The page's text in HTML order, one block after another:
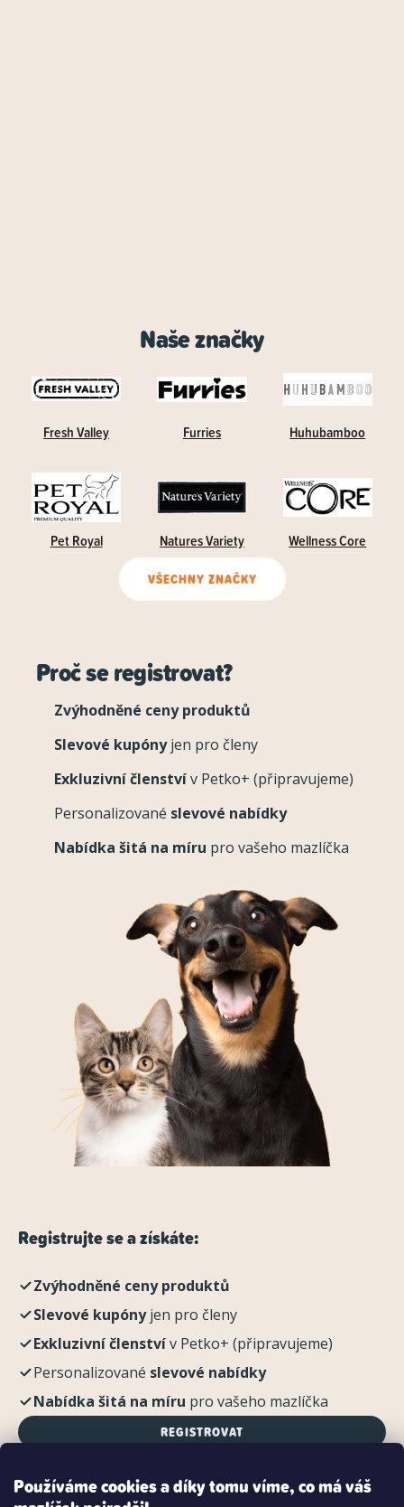
Používáme cookies a díky tomu víme, co má váš
Naše značky
Fresh Valley Furries Huhubamboo
Pet Royal Natures Variety Wellness Core
VŠECHNY ZNAČKY
Proč se registrovat?
Zvýhodněné ceny produktů
Slevové kupónyjen pro členy
Exkluzivní členstvív Petko+ (připravujeme)
Personalizované slevové nabídky
Nabídka šitá na míru pro vašeho mazlíčka
Registrujte se a získáte:
Zvýhodněné ceny produktů
Slevové kupónyjen pro členy
Exkluzivní členstvív Petko+ (připravujeme)
Personalizované slevové nabídky
Nabídka šitá na míru pro vašeho mazlíčka
REGISTROVAT